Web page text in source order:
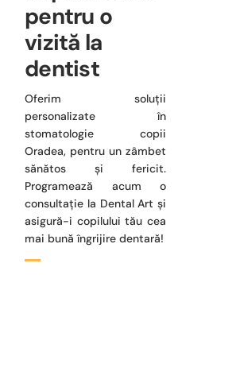
pentru o
vizită la
dentist
Oferim soluții
personalizate în
stomatologie copii
Oradea, pentru un zâmbet
sănătos și fericit.
Programează acum o
consultație la Dental Art și
asigură-i copilului tău cea
mai bună îngrijire dentară!